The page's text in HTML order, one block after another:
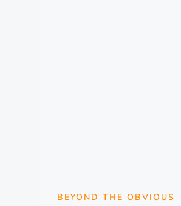
BEYOND THE OBVIOUS